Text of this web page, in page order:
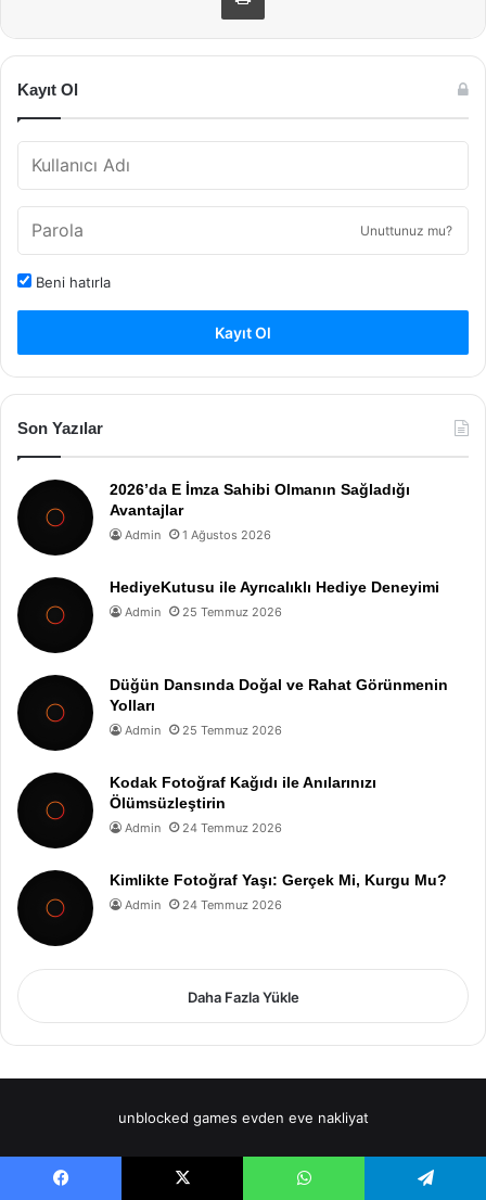
Kayıt Ol
Unuttunuz mu?
Beni hatırla
Kayıt Ol
Son Yazılar
2026’da E İmza Sahibi Olmanın Sağladığı
Avantajlar
Admin 1 Ağustos 2026
HediyeKutusu ile Ayrıcalıklı Hediye Deneyimi
Admin 25 Temmuz 2026
Düğün Dansında Doğal ve Rahat Görünmenin
Yolları
Admin 25 Temmuz 2026
Kodak Fotoğraf Kağıdı ile Anılarınızı
Ölümsüzleştirin
Admin 24 Temmuz 2026
Kimlikte Fotoğraf Yaşı: Gerçek Mi, Kurgu Mu?
Admin 24 Temmuz 2026
Daha Fazla Yükle
unblocked games evden eve nakliyat